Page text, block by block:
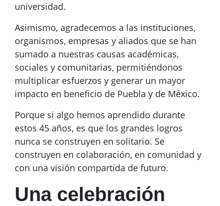
universidad.
Asimismo, agradecemos a las instituciones,
organismos, empresas y aliados que se han
sumado a nuestras causas académicas,
sociales y comunitarias, permitiéndonos
multiplicar esfuerzos y generar un mayor
impacto en beneficio de Puebla y de México.
Porque si algo hemos aprendido durante
estos 45 años, es que los grandes logros
nunca se construyen en solitario. Se
construyen en colaboración, en comunidad y
con una visión compartida de futuro.
Una celebración